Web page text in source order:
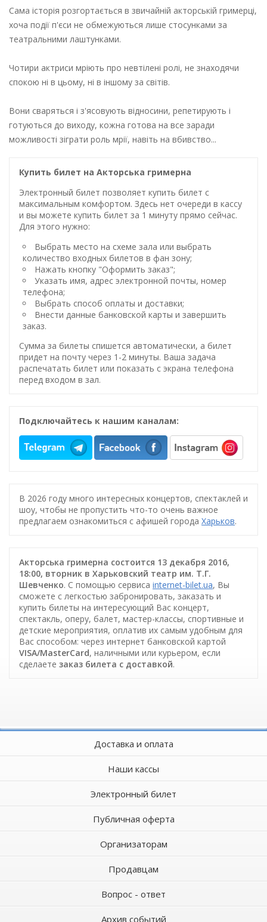
Сама історія розгортається в звичайній акторській гримерці,
хоча події п'єси не обмежуються лише стосунками за
театральними лаштунками.
Чотири актриси мріють про невтілені ролі, не знаходячи
спокою ні в цьому, ні в іншому за світів.
Вони сваряться і з'ясовують відносини, репетирують і
готуються до виходу, кожна готова на все заради
можливості зіграти роль мрії, навіть на вбивство...
Купить билет на Акторська гримерна
Электронный билет позволяет купить билет с
максимальным комфортом. Здесь нет очереди в кассу
и вы можете купить билет за 1 минуту прямо сейчас.
Для этого нужно:
Выбрать место на схеме зала или выбрать
количество входных билетов в фан зону;
Нажать кнопку "Оформить заказ";
Указать имя, адрес электронной почты, номер
телефона;
Выбрать способ оплаты и доставки;
Внести данные банковской карты и завершить
заказ.
Сумма за билеты спишется автоматически, а билет
придет на почту через 1-2 минуты. Ваша задача
распечатать билет или показать с экрана телефона
перед входом в зал.
Подключайтесь к нашим каналам:
В 2026 году много интересных концертов, спектаклей и
шоу, чтобы не пропустить что-то очень важное
предлагаем ознакомиться с афишей города Харьков.
Акторська гримерна состоится 13 декабря 2016,
18:00, вторник в Харьковский театр им. Т.Г.
Шевченко. С помощью сервиса internet-bilet.ua, Вы
сможете с легкостью забронировать, заказать и
купить билеты на интересующий Вас концерт,
спектакль, оперу, балет, мастер-классы, спортивные и
детские мероприятия, оплатив их самым удобным для
Вас способом: через интернет банковской картой
VISA/MasterCard, наличными или курьером, если
сделаете заказ билета c доставкой.
Доставка и оплата
Наши кассы
Электронный билет
Публичная оферта
Организаторам
Продавцам
Вопрос - ответ
Архив событий